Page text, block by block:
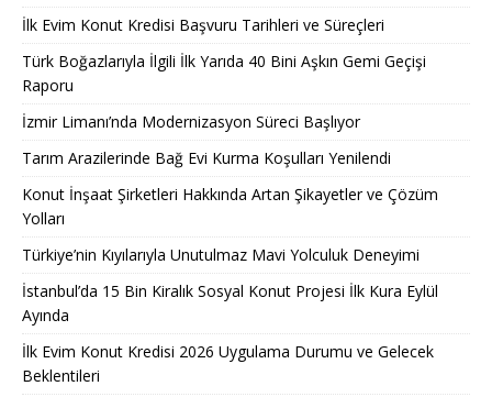
İlk Evim Konut Kredisi Başvuru Tarihleri ve Süreçleri
Türk Boğazlarıyla İlgili İlk Yarıda 40 Bini Aşkın Gemi Geçişi
Raporu
İzmir Limanı’nda Modernizasyon Süreci Başlıyor
Tarım Arazilerinde Bağ Evi Kurma Koşulları Yenilendi
Konut İnşaat Şirketleri Hakkında Artan Şikayetler ve Çözüm
Yolları
Türkiye’nin Kıyılarıyla Unutulmaz Mavi Yolculuk Deneyimi
İstanbul’da 15 Bin Kiralık Sosyal Konut Projesi İlk Kura Eylül
Ayında
İlk Evim Konut Kredisi 2026 Uygulama Durumu ve Gelecek
Beklentileri